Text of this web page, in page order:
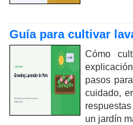
Guía para cultivar
Cómo
pasos
cuidado,
un jardín